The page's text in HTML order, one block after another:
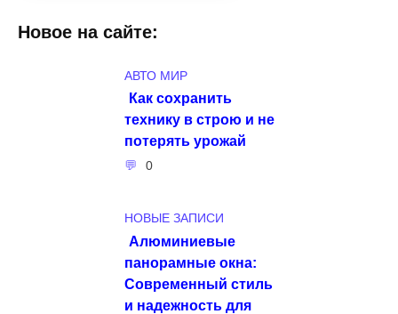
Новое на сайте:
АВТО МИР
Как сохранить
технику в строю и не
потерять урожай
0
НОВЫЕ ЗАПИСИ
Алюминиевые
панорамные окна:
Современный стиль
и надежность для